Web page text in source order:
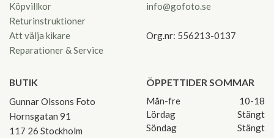
Köpvillkor
Returinstruktioner
Att välja kikare
Reparationer & Service
info@gofoto.se
Org.nr: 556213-0137
BUTIK
Gunnar Olssons Foto
Hornsgatan 91
117 26 Stockholm
ÖPPETTIDER SOMMAR
Mån-fre
10-18
Lördag
Stängt
Söndag
Stängt